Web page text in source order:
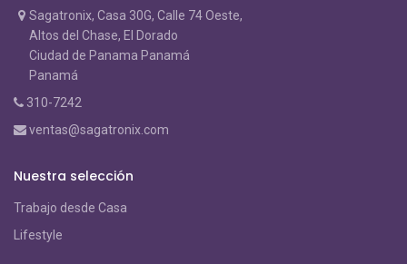
Sagatronix, Casa 30G, Calle 74 Oeste,
Altos del Chase, El Dorado
Ciudad de Panama Panamá
Panamá
310-7242
ventas@sagatronix.com
Nuestra selección
Trabajo desde Casa
Lifestyle